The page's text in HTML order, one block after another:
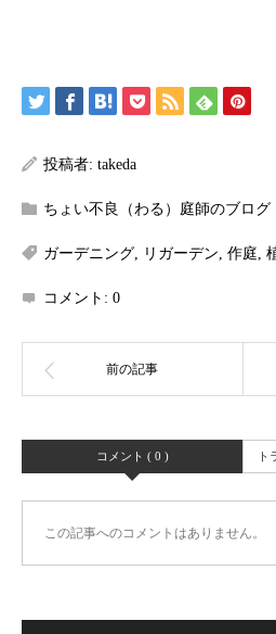
投稿者: takeda
ちょい不良（わる）庭師のブログ
ガーデニング, リガーデン, 作庭,
コメント: 0
コメント ( 0 ) ト
この記事へのコメントはありません。